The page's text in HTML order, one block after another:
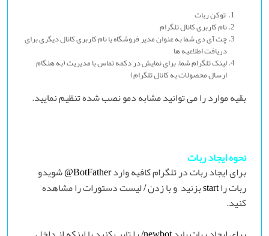
توکن ربات
نام کاربری کانال تلگرام
چت آی دی شما به عنوان مدیر فروشگاه یا نام کاربری کانال دیگری برای
دریافت اطلاعیه ها
لینک تلگرام شما، برای نمایش در دکمه تماس با مدیریت (به هنگام
ارسال محصولات به کانال تلگرام)
بقیه موارد را می توانید مشابه دمو نصب شده تنظیم نمایید.
نحوه ایجاد ربات
برای ایجاد ربات در تلگرام کافیه وارد@BotFather شویدو
ربات راstartبزنید و با زدن/لیست دستورات را مشاهده
کنید.
/newbot